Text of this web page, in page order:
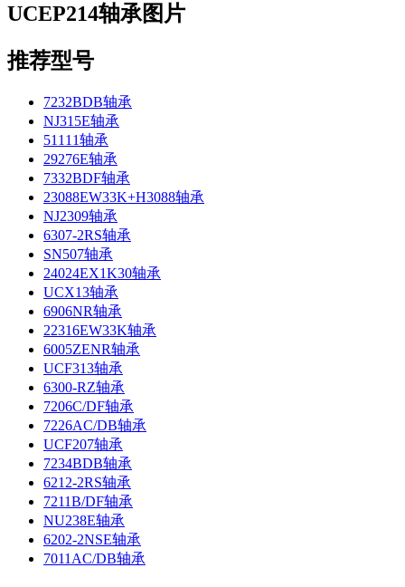
UCEP214轴承图片
推荐型号
7232BDB轴承
NJ315E轴承
51111轴承
29276E轴承
7332BDF轴承
23088EW33K+H3088轴承
NJ2309轴承
6307-2RS轴承
SN507轴承
24024EX1K30轴承
UCX13轴承
6906NR轴承
22316EW33K轴承
6005ZENR轴承
UCF313轴承
6300-RZ轴承
7206C/DF轴承
7226AC/DB轴承
UCF207轴承
7234BDB轴承
6212-2RS轴承
7211B/DF轴承
NU238E轴承
6202-2NSE轴承
7011AC/DB轴承